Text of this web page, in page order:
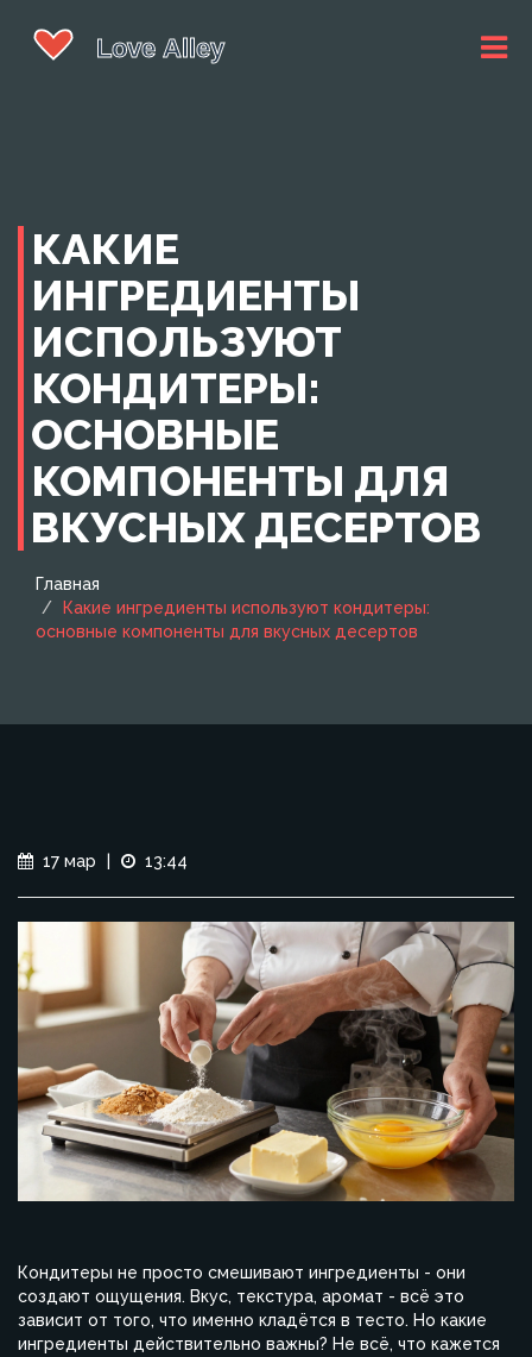
КАКИЕ
ИНГРЕДИЕНТЫ
ИСПОЛЬЗУЮТ
КОНДИТЕРЫ:
ОСНОВНЫЕ
КОМПОНЕНТЫ ДЛЯ
ВКУСНЫХ ДЕСЕРТОВ
Главная
Какие ингредиенты используют кондитеры:
основные компоненты для вкусных десертов
17 мар 13:44
Кондитеры не просто смешивают ингредиенты - они
создают ощущения. Вкус, текстура, аромат - всё это
зависит от того, что именно кладётся в тесто. Но какие
ингредиенты действительно важны? Не всё, что кажется